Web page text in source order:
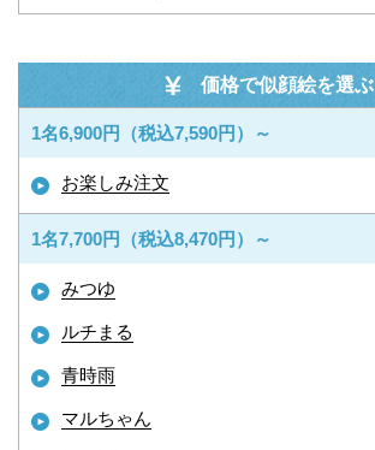
価格で似顔絵を選ぶ
1名6,900円（税込7,590円）～
お楽しみ注文
1名7,700円（税込8,470円）～
みつゆ
ルチまる
青時雨
マルちゃん